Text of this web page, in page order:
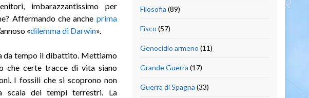
imbarazzantissimo per
Affermando che anche prima
«dilemma di Darwin».
da tempo il dibattito. Mettiamo
che certe tracce di vita siano
I fossili che si scoprono non
scala dei tempi terrestri. La
Filosofia (89)
Fisco (57)
Genocidio armeno (11)
Grande Guerra (17)
Guerra di Spagna (33)